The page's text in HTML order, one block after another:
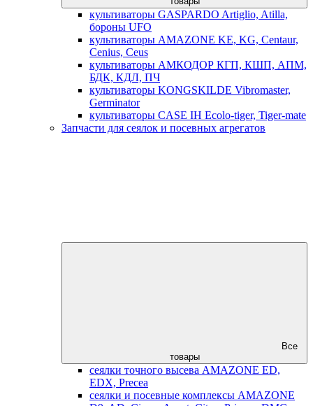
культиваторы GASPARDO Artiglio, Atilla,
бороны UFO
культиваторы AMAZONE KE, KG, Centaur,
Cenius, Ceus
культиваторы АМКОДОР КГП, КШП, АПМ,
БДК, КДЛ, ПЧ
культиваторы KONGSKILDE Vibromaster,
Germinator
культиваторы CASE IH Ecolo-tiger, Tiger-mate
Запчасти для сеялок и посевных агрегатов
Все
товары
сеялки точного высева AMAZONE ED,
EDX, Precea
сеялки и посевные комплексы AMAZONE